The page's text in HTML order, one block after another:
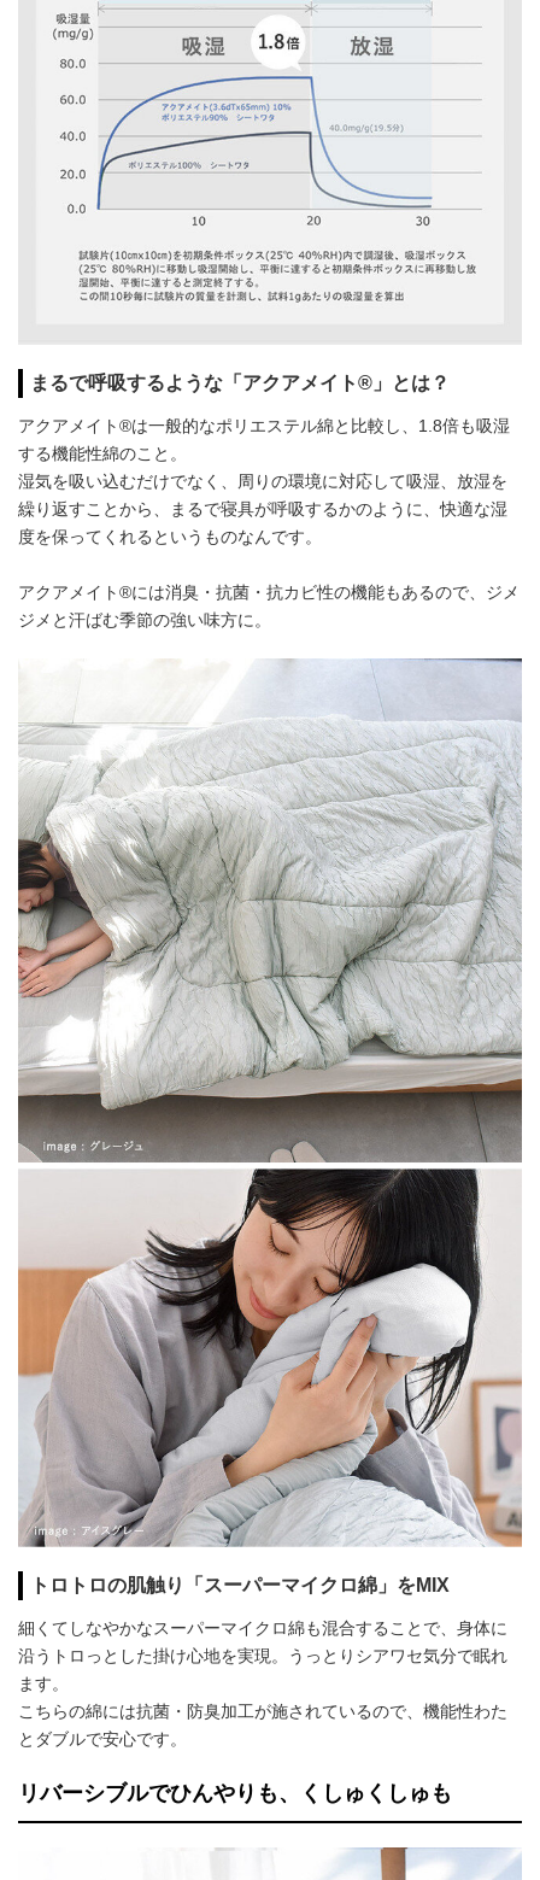
まるで呼吸するような「アクアメイト®」とは？
アクアメイト®は一般的なポリエステル綿と比較し、1.8倍も吸湿
する機能性綿のこと。
湿気を吸い込むだけでなく、周りの環境に対応して吸湿、放湿を
繰り返すことから、まるで寝具が呼吸するかのように、快適な湿
度を保ってくれるというものなんです。
アクアメイト®には消臭・抗菌・抗カビ性の機能もあるので、ジメ
ジメと汗ばむ季節の強い味方に。
トロトロの肌触り「スーパーマイクロ綿」をMIX
細くてしなやかなスーパーマイクロ綿も混合することで、身体に
沿うトロっとした掛け心地を実現。うっとりシアワセ気分で眠れ
ます。
こちらの綿には抗菌・防臭加工が施されているので、機能性わた
とダブルで安心です。
リバーシブルでひんやりも、くしゅくしゅも